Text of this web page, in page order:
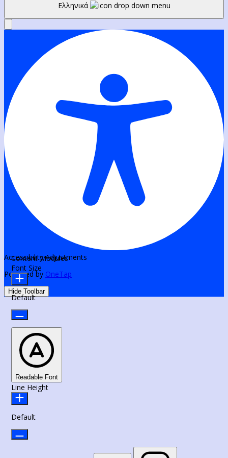
Ελληνικά
Accessibility Adjustments
Powered by OneTap
Hide Toolbar
Content Modules
Font Size
Default
Readable Font
Line Height
Default